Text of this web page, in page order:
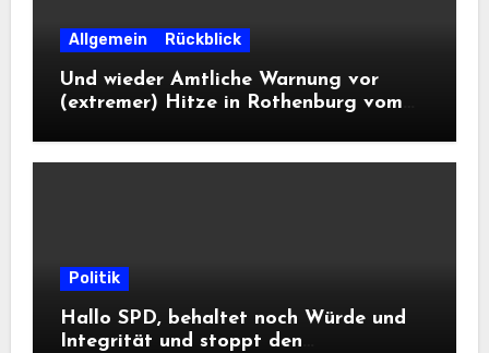
Allgemein Rückblick
Und wieder Amtliche Warnung vor
(extremer) Hitze in Rothenburg vom
Politik
Hallo SPD, behaltet noch Würde und
Integrität und stoppt den